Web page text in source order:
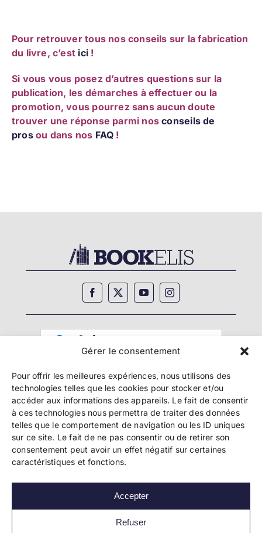
Gérer le consentement
Pour offrir les meilleures expériences, nous utilisons des
technologies telles que les cookies pour stocker et/ou
accéder aux informations des appareils. Le fait de consentir
à ces technologies nous permettra de traiter des données
telles que le comportement de navigation ou les ID uniques
sur ce site. Le fait de ne pas consentir ou de retirer son
consentement peut avoir un effet négatif sur certaines
caractéristiques et fonctions.
Accepter
Refuser
Pour retrouver tous nos conseils sur la fabrication
du livre, c’est ici!
Si vous vous posez d’autres questions sur la
publication, les démarches à effectuer ou la
promotion, vous pourrez sans aucun doute
trouver une réponse parmi nosconseils de
prosou dans nos FAQ !
Copyright 2024 Bookelis –CGU–CGS–CGPPA–
Mentions légales–Politique de confidentialité–
Paiement et sécurité
Les liens essentiels